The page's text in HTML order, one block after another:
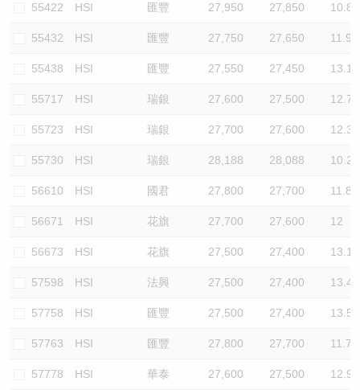
55422 HSI 匯豐 27,950 27,850 10.8
55432 HSI 匯豐 27,750 27,650 11.9
55438 HSI 匯豐 27,550 27,450 13.1
55717 HSI 瑞銀 27,600 27,500 12.7
55723 HSI 瑞銀 27,700 27,600 12.3
55730 HSI 瑞銀 28,188 28,088 10.2
56610 HSI 國君 27,800 27,700 11.8
56671 HSI 花旗 27,700 27,600 12
56673 HSI 花旗 27,500 27,400 13.1
57598 HSI 法興 27,500 27,400 13.4
57758 HSI 匯豐 27,500 27,400 13.5
57763 HSI 匯豐 27,800 27,700 11.7
57778 HSI 華泰 27,600 27,500 12.9